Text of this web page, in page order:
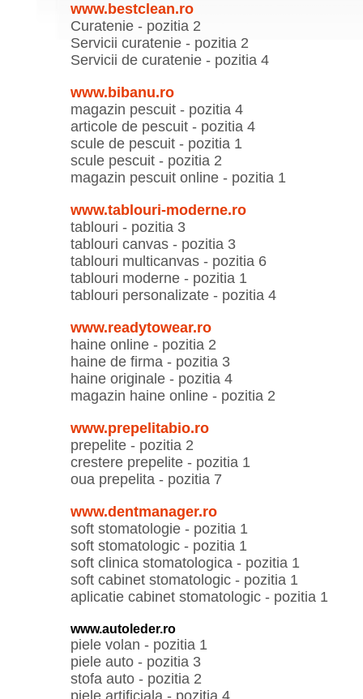
www.bestclean.ro
Curatenie - pozitia 2
Servicii curatenie - pozitia 2
Servicii de curatenie - pozitia 4
www.bibanu.ro
magazin pescuit - pozitia 4
articole de pescuit - pozitia 4
scule de pescuit - pozitia 1
scule pescuit - pozitia 2
magazin pescuit online - pozitia 1
www.tablouri-moderne.ro
tablouri - pozitia 3
tablouri canvas - pozitia 3
tablouri multicanvas - pozitia 6
tablouri moderne - pozitia 1
tablouri personalizate - pozitia 4
www.readytowear.ro
haine online - pozitia 2
haine de firma - pozitia 3
haine originale - pozitia 4
magazin haine online - pozitia 2
www.prepelitabio.ro
prepelite - pozitia 2
crestere prepelite - pozitia 1
oua prepelita - pozitia 7
www.dentmanager.ro
soft stomatologie - pozitia 1
soft stomatologic - pozitia 1
soft clinica stomatologica - pozitia 1
soft cabinet stomatologic - pozitia 1
aplicatie cabinet stomatologic - pozitia 1
www.autoleder.ro
piele volan - pozitia 1
piele auto - pozitia 3
stofa auto - pozitia 2
piele artificiala - pozitia 4